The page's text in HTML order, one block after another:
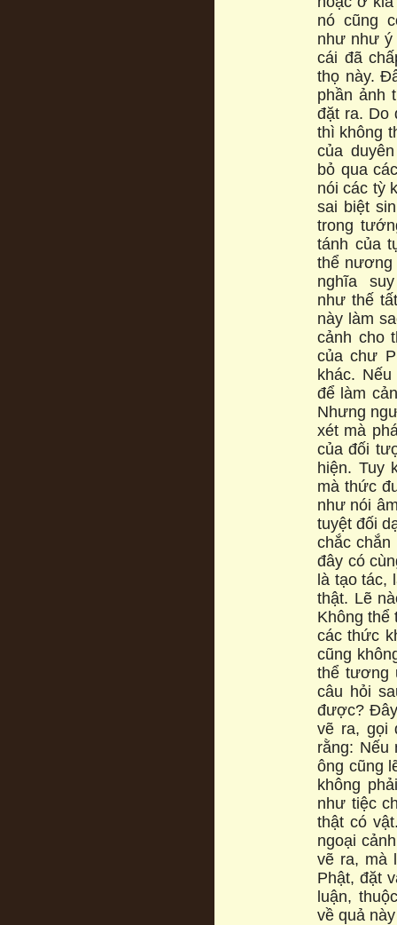
nó cũng
như như ý
cái đã
thọ này.
phần ảnh
đặt ra. Do
thì không
của
bỏ qua
nói các tỳ
sai biệt
trong
tánh của
thể nương
nghĩa
như thế
này làm
cảnh cho
của chư
khác.
để làm
Nhưng
xét mà
của đối
hiện. Tuy
mà thức
như nói
tuyệt đối
chắc
đây có
là tạo tác,
thật. Lẽ
Không thể
các thức
cũng
thể tương
câu hỏi
được?
vẽ ra, gọi
rằng: Nếu
ông cũng
không
như tiệc
thật có
ngoại
vẽ ra, mà
Phật, đặt
luận,
về quả